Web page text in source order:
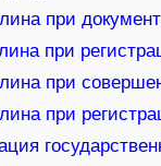
при
при
при
при